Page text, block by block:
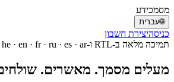
מסמכידע
🌐עברית
כניסהיצירת חשבון
תמיכה מלאה ב-RTL ו-LTR · he · en · fr · ru · es · ar
מעלים מסמך. מאשרים.